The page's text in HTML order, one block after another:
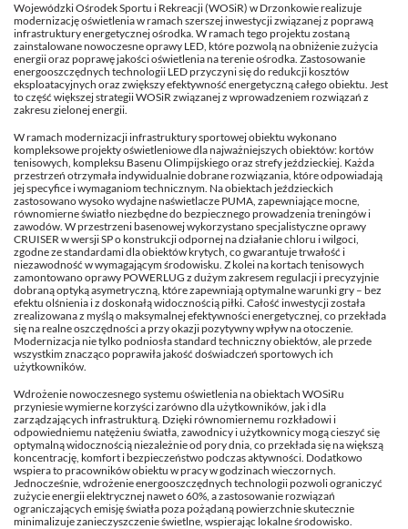
Wojewódzki Ośrodek Sportu i Rekreacji (WOSiR) w Drzonkowie realizuje
modernizację oświetlenia w ramach szerszej inwestycji związanej z poprawą
infrastruktury energetycznej ośrodka. W ramach tego projektu zostaną
zainstalowane nowoczesne oprawy LED, które pozwolą na obniżenie zużycia
energii oraz poprawę jakości oświetlenia na terenie ośrodka. Zastosowanie
energooszczędnych technologii LED przyczyni się do redukcji kosztów
eksploatacyjnych oraz zwiększy efektywność energetyczną całego obiektu. Jest
to część większej strategii WOSiR związanej z wprowadzeniem rozwiązań z
zakresu zielonej energii.
W ramach modernizacji infrastruktury sportowej obiektu wykonano
kompleksowe projekty oświetleniowe dla najważniejszych obiektów: kortów
tenisowych, kompleksu Basenu Olimpijskiego oraz strefy jeździeckiej. Każda
przestrzeń otrzymała indywidualnie dobrane rozwiązania, które odpowiadają
jej specyfice i wymaganiom technicznym. Na obiektach jeździeckich
zastosowano wysoko wydajne naświetlacze PUMA, zapewniające mocne,
równomierne światło niezbędne do bezpiecznego prowadzenia treningów i
zawodów. W przestrzeni basenowej wykorzystano specjalistyczne oprawy
CRUISER w wersji SP o konstrukcji odpornej na działanie chloru i wilgoci,
zgodne ze standardami dla obiektów krytych, co gwarantuje trwałość i
niezawodność w wymagającym środowisku. Z kolei na kortach tenisowych
zamontowano oprawy POWERLUG z dużym zakresem regulacji i precyzyjnie
dobraną optyką asymetryczną, które zapewniają optymalne warunki gry – bez
efektu olśnienia i z doskonałą widocznością piłki. Całość inwestycji została
zrealizowana z myślą o maksymalnej efektywności energetycznej, co przekłada
się na realne oszczędności a przy okazji pozytywny wpływ na otoczenie.
Modernizacja nie tylko podniosła standard techniczny obiektów, ale przede
wszystkim znacząco poprawiła jakość doświadczeń sportowych ich
użytkowników.
Wdrożenie nowoczesnego systemu oświetlenia na obiektach WOSiRu
przyniesie wymierne korzyści zarówno dla użytkowników, jak i dla
zarządzających infrastrukturą. Dzięki równomiernemu rozkładowi i
odpowiedniemu natężeniu światła, zawodnicy i użytkownicy mogą cieszyć się
optymalną widocznością niezależnie od pory dnia, co przekłada się na większą
koncentrację, komfort i bezpieczeństwo podczas aktywności. Dodatkowo
wspiera to pracowników obiektu w pracy w godzinach wieczornych.
Jednocześnie, wdrożenie energooszczędnych technologii pozwoli ograniczyć
zużycie energii elektrycznej nawet o 60%, a zastosowanie rozwiązań
ograniczających emisję światła poza pożądaną powierzchnie skutecznie
minimalizuje zanieczyszczenie świetlne, wspierając lokalne środowisko.